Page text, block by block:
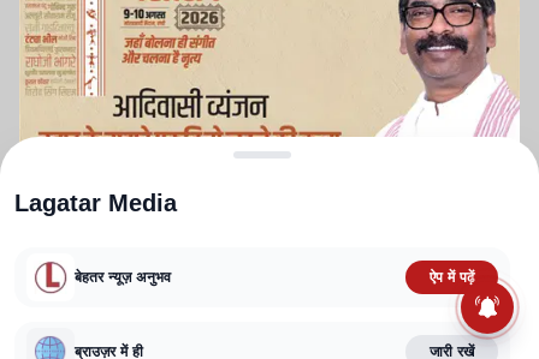
TERMS AND CONDITIONS
CORRECTIONS POLICY
FACT CHECKING POLICY
Lagatar Media
बेहतर न्यूज़ अनुभव ऐप में पढ़ें
ब्राउज़र में ही जारी रखें